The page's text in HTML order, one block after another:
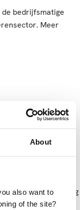
About
also want to
of the site?
bedrijfsmatige
Meer
en agribusiness
bij deze opleiding
kennen.